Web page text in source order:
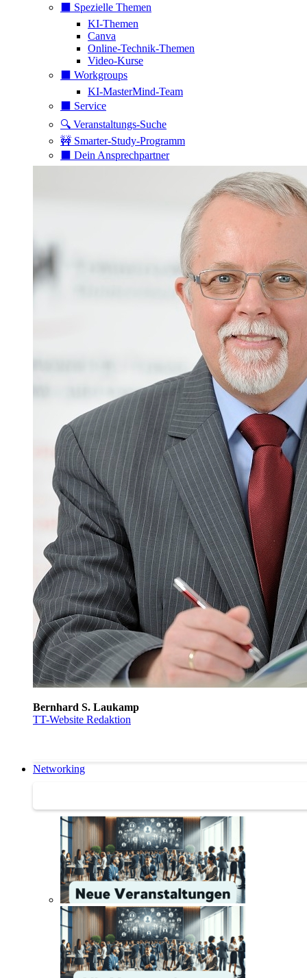
⬛️ Spezielle Themen
KI-Themen
Canva
Online-Technik-Themen
Video-Kurse
⬛️ Workgroups
KI-MasterMind-Team
⬛️ Service
🔍 Veranstaltungs-Suche
🚧 Smarter-Study-Programm
⬛️ Dein Ansprechpartner
Bernhard S. Laukamp
TT-Website Redaktion
Networking